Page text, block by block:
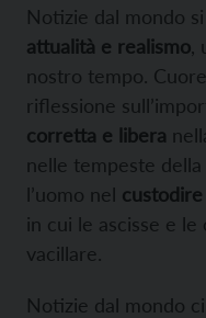
Notizie dal mondo
attualità e realismo
nostro tempo.
riflessione
corretta e libera
nelle tempeste
l’uomo nel
in cui le ascisse e
vacillare.
Notizie dal mondo